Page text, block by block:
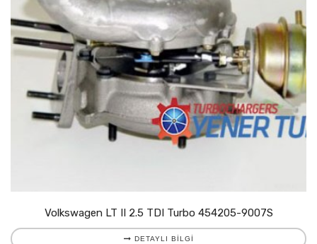
Volkswagen LT II 2.5 TDI Turbo 454205-9007S
DETAYLI BILGI